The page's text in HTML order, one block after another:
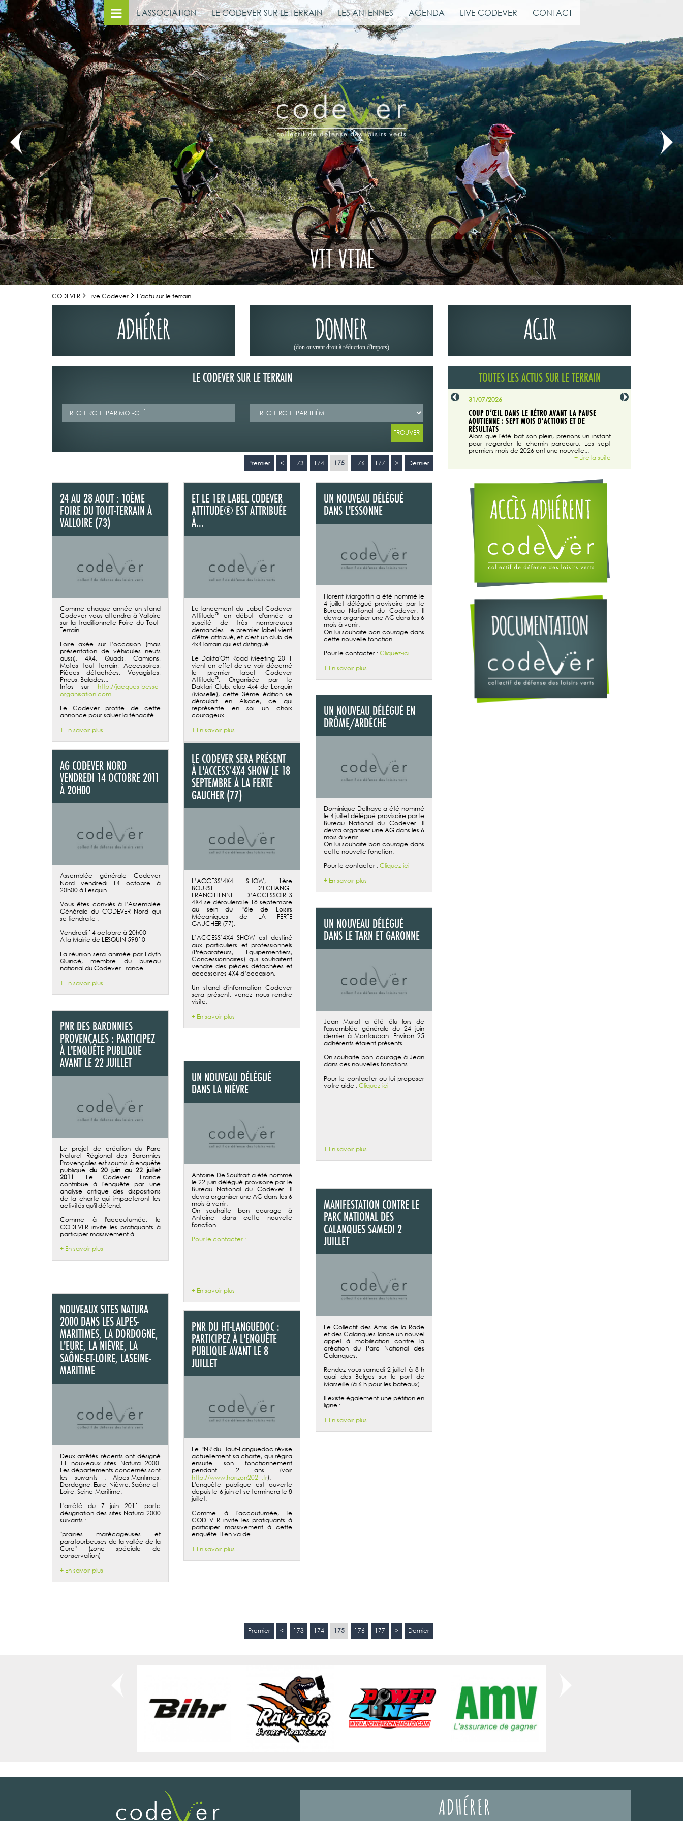
L'ASSOCIATION LE CODEVER SUR LE TERRAIN LES ANTENNES AGENDA LIVE CODEVER CONTACT
VTT VTTAE
CODEVER Live Codever L'actu sur le terrain
ADHÉRER DONNER
(don ouvrant droit à réduction d'impots)
AGIR
LE CODEVER SUR LE TERRAIN
Premier < 173 174 175 176 177 > Dernier
24 AU 28 AOUT : 10ÈME
FOIRE DU TOUT-TERRAIN À
VALLOIRE (73)
Comme chaque année un stand
Codever vous attendra à Valloire
sur la traditionnelle Foire du Tout-
Terrain.
Foire axée sur l’occasion (mais
présentation de véhicules neufs
aussi). 4X4, Quads, Camions,
Motos tout terrain, Accessoires,
Pièces détachées, Voyagistes,
Pneus, Balades...
Infos sur http://jacques-besse-
organisation.com
Le Codever profite de cette
annonce pour saluer la ténacité...
+ En savoir plus
ET LE 1ER LABEL CODEVER
ATTITUDE® EST ATTRIBUÉE
À...
Le lancement du Label Codever
Attitude®
en début d'année a
suscité de très nombreuses
demandes. Le premier label vient
d'être attribué, et c'est un club de
4x4 lorrain qui est distingué.
Le Dakta'Off Road Meeting 2011
vient en effet de se voir décerné
le premier label Codever
Attitude®. Organisée par le
Daktari Club, club 4x4 de Lorquin
(Moselle), cette 3ème édition se
déroulait en Alsace, ce qui
représente en soi un choix
courageux…
+ En savoir plus
UN NOUVEAU DÉLÉGUÉ
DANS L'ESSONNE
Florent Margottin a été nommé le
4 juillet délégué provisoire par le
Bureau National du Codever. Il
devra organiser une AG dans les 6
mois à venir.
On lui souhaite bon courage dans
cette nouvelle fonction.
Pour le contacter :Cliquez-ici
+ En savoir plus
UN NOUVEAU DÉLÉGUÉ EN
DRÔME/ARDÈCHE
Dominique Delhaye a été nommé
le 4 juillet délégué provisoire par le
Bureau National du Codever. Il
devra organiser une AG dans les 6
mois à venir.
On lui souhaite bon courage dans
cette nouvelle fonction.
Pour le contacter :Cliquez-ici
+ En savoir plus
LE CODEVER SERA PRÉSENT
À L'ACCESS’4X4 SHOW LE 18
SEPTEMBRE À LA FERTÉ
GAUCHER (77)
L’ACCESS’4X4 SHOW, 1ère
BOURSE D’ECHANGE
FRANCILIENNE D’ACCESSOIRES
4X4 se déroulera le 18 septembre
au sein du Pôle de Loisirs
Mécaniques de LA FERTE
GAUCHER (77).
L’ACCESS’4X4 SHOW est destiné
aux particuliers et professionnels
(Préparateurs, Equipementiers,
Concessionnaires) qui souhaitent
vendre des pièces détachées et
accessoires 4X4 d’occasion.
Un stand d'information Codever
sera présent, venez nous rendre
visite.
+ En savoir plus
AG CODEVER NORD
VENDREDI 14 OCTOBRE 2011
À 20H00
Assemblée générale Codever
Nord vendredi 14 octobre à
20h00 à Lesquin
Vous êtes conviés à l’Assemblée
Générale du CODEVER Nord qui
se tiendra le :
Vendredi 14 octobre à 20h00
A la Mairie de LESQUIN 59810
La réunion sera animée par Edyth
Quincé, membre du bureau
national du Codever France
+ En savoir plus
UN NOUVEAU DÉLÉGUÉ
DANS LE TARN ET GARONNE
Jean Murat a été élu lors de
l'assemblée générale du 24 juin
dernier à Montauban. Environ 25
adhérents étaient présents.
On souhaite bon courage à Jean
dans ces nouvelles fonctions.
Pour le contacter ou lui proposer
votre aide :Cliquez-ici
+ En savoir plus
PNR DES BARONNIES
PROVENÇALES : PARTICIPEZ
À L'ENQUÊTE PUBLIQUE
AVANT LE 22 JUILLET
Le projet de création du Parc
Naturel Régional des Baronnies
Provençales est soumis à enquête
publique du 20 juin au 22 juillet
2011. Le Codever France
contribue à l'enquête par une
analyse critique des dispositions
de la charte qui impacteront les
activités qu'il défend.
Comme à l'accoutumée, le
CODEVER invite les pratiquants à
participer massivement à...
+ En savoir plus
UN NOUVEAU DÉLÉGUÉ
DANS LA NIÈVRE
Antoine De Soultrait a été nommé
le 22 juin délégué provisoire par le
Bureau National du Codever. Il
devra organiser une AG dans les 6
mois à venir.
On souhaite bon courage à
Antoine dans cette nouvelle
fonction.
Pour le contacter :
+ En savoir plus
MANIFESTATION CONTRE LE
PARC NATIONAL DES
CALANQUES SAMEDI 2
JUILLET
Le Collectif des Amis de la Rade
et des Calanques lance un nouvel
appel à mobilisation contre la
création du Parc National des
Calanques.
Rendez-vous samedi 2 juillet à 8 h
quai des Belges sur le port de
Marseille (à 6 h pour les bateaux).
Il existe également une pétition en
ligne :
+ En savoir plus
NOUVEAUX SITES NATURA
2000 DANS LES ALPES-
MARITIMES, LA DORDOGNE,
L'EURE, LA NIÈVRE, LA
SAÔNE-ET-LOIRE, LASEINE-
MARITIME
Deux arrêtés récents ont désigné
11 nouveaux sites Natura 2000.
Les départements concernés sont
les suivants : Alpes-Maritimes,
Dordogne, Eure, Nièvre, Saône-et-
Loire, Seine-Maritime.
L'arrêté du 7 juin 2011 porte
désignation des sites Natura 2000
suivants :
"prairies marécageuses et
paratourbeuses de la vallée de la
Cure" (zone spéciale de
conservation)
+ En savoir plus
PNR DU HT-LANGUEDOC :
PARTICIPEZ À L'ENQUÊTE
PUBLIQUE AVANT LE 8
JUILLET
Le PNR du Haut-Languedoc révise
actuellement sa charte, qui régira
ensuite son fonctionnement
pendant 12 ans (voir
http://www.horizon2021.fr).
L'enquête publique est ouverte
depuis le 6 juin et se terminera le 8
juillet.
Comme à l'accoutumée, le
CODEVER invite les pratiquants à
participer massivement à cette
enquête. Il en va de...
+ En savoir plus
Premier < 173 174 175 176 177 > Dernier
TOUTES LES ACTUS SUR LE TERRAIN
LA TRIBUNE DU CODEVER DANS OFFROAD 4X4
MAGAZINE N°123
LA « MÉTÉO DES FORÊTS » : UN RÉFLEXE
INDISPENSABLE AVANT DE PARTIR EN RANDONNÉE
grand public la « météo des forêts », une carte...
31/07/2026
COUP D’ŒIL DANS LE RÉTRO AVANT LA PAUSE
AOUTIENNE : SEPT MOIS D'ACTIONS ET DE
RÉSULTATS
Alors que l'été bat son plein, prenons un instant
pour regarder le chemin parcouru. Les sept
premiers mois de 2026 ont une nouvelle...
+ Lire la suite
29/07/2026
ADHÉRER